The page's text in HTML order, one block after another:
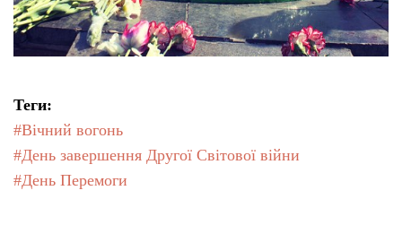
Теги:
#Вічний вогонь
#День завершення Другої Світової війни
#День Перемоги